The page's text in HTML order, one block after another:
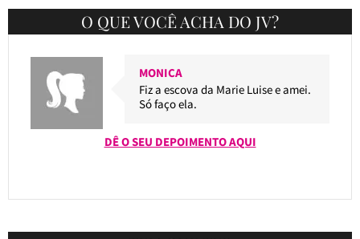
O QUE VOCÊ ACHA DO JV?
MONICA
Fiz a escova da Marie Luise e amei.
Só faço ela.
DÊ O SEU DEPOIMENTO AQUI